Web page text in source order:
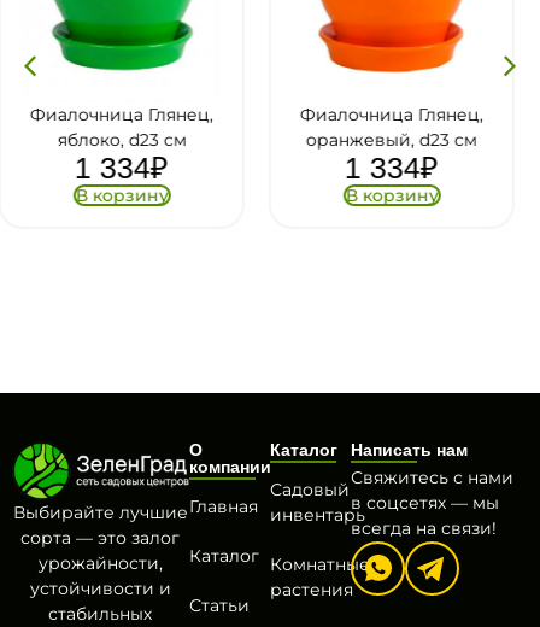
Фиалочница Глянец,
оранжевый, d23 см
1 334
В корзину
Набор мини кашпо
3х, Совушки (мята)
1 247
В корзину
Выбирайте лучшие
сорта — это залог
урожайности,
устойчивости и
стабильных
О
компании
Главная
Каталог
Статьи
Каталог
Садовый
инвентарь
Комнатные
растения
Написать нам
Свяжитесь с нами
в соцсетях — мы
всегда на связи!